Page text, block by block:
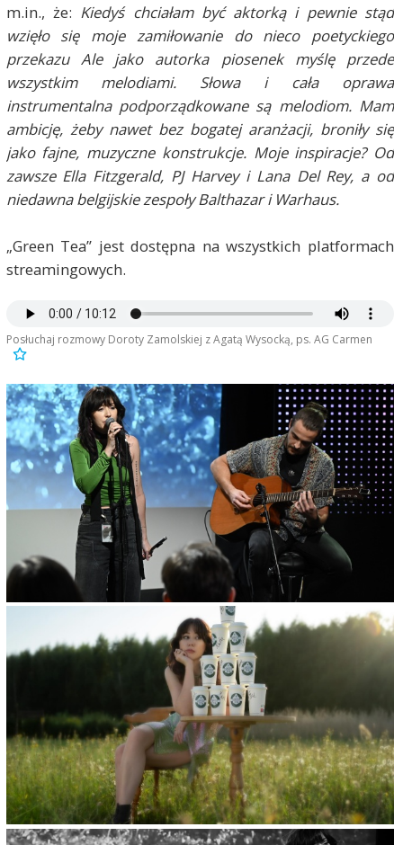
m.in., że: Kiedyś chciałam być aktorką i pewnie stąd
wzięło się moje zamiłowanie do nieco poetyckiego
przekazu Ale jako autorka piosenek myślę przede
wszystkim melodiami. Słowa i cała oprawa
instrumentalna podporządkowane są melodiom. Mam
ambicję, żeby nawet bez bogatej aranżacji, broniły się
jako fajne, muzyczne konstrukcje. Moje inspiracje? Od
zawsze Ella Fitzgerald, PJ Harvey i Lana Del Rey, a od
niedawna belgijskie zespoły Balthazar i Warhaus.
„Green Tea” jest dostępna na wszystkich platformach
streamingowych.
Posłuchaj rozmowy Doroty Zamolskiej z Agatą Wysocką, ps. AG Carmen